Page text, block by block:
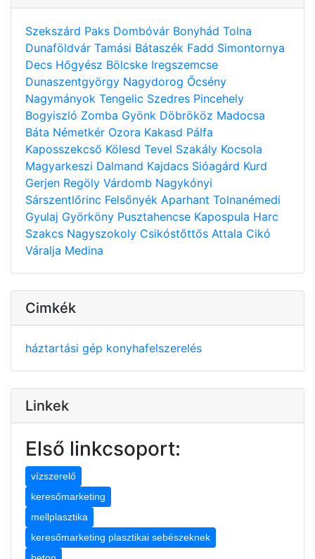
Szekszárd Paks Dombóvár Bonyhád Tolna
Dunaföldvár Tamási Bátaszék Fadd Simontornya
Decs Hőgyész Bölcske Iregszemcse
Dunaszentgyörgy Nagydorog Őcsény
Nagymányok Tengelic Szedres Pincehely
Bogyiszló Zomba Gyönk Döbrököz Madocsa
Báta Németkér Ozora Kakasd Pálfa
Kaposszekcső Kölesd Tevel Szakály Kocsola
Magyarkeszi Dalmand Kajdacs Sióagárd Kurd
Gerjen Regöly Várdomb Nagykónyi
Sárszentlőrinc Felsőnyék Aparhant Tolnanémedi
Gyulaj Györköny Pusztahencse Kapospula Harc
Szakcs Nagyszokoly Csikóstőttős Attala Cikó
Váralja Medina
Cimkék
háztartási gép konyhafelszerelés
Linkek
Első linkcsoport:
vízszerelő
keresőmarketing
mellplasztika
keresőmarketing plasztikai sebészeknek